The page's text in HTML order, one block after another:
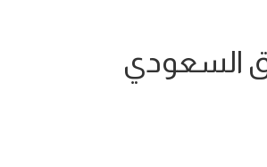
السعودي